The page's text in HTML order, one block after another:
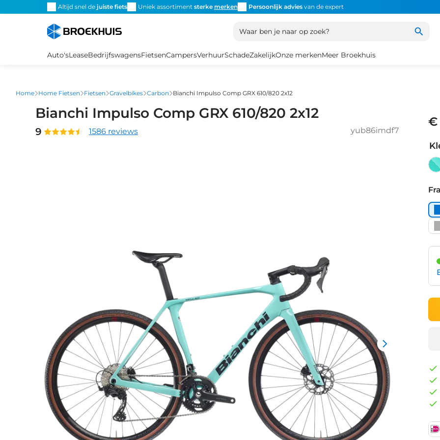
Altijd snel de juiste fiets Uniek assortiment sterke merken Persoonlijk advies van de expert
Waar ben je naar op zoek?
Auto'sLeaseBedrijfswagensFietsenCampersVerhuurSchadeZakelijkOnze merkenMeer Broekhuis
Home Home Fietsen Fietsen Gravelbikes Carbon Bianchi Impulso Comp GRX 610/820 2x12
Bianchi Impulso Comp GRX 610/820 2x12
9 1586 reviews yub86imdf7
€